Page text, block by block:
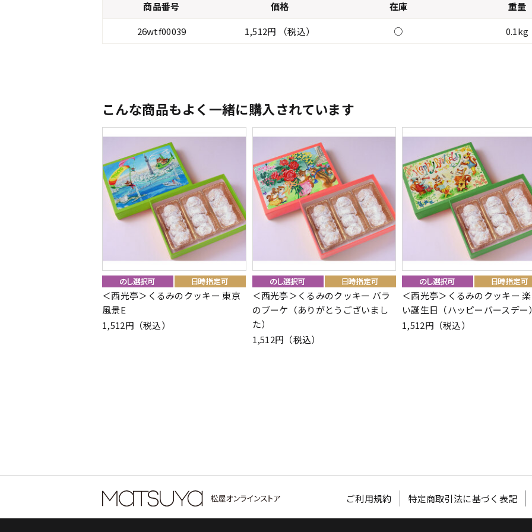
商品番号 価格 在庫
重量
26wtf00039
1,512円 （税込） ○ 0.1kg
こんな商品もよく一緒に購入されています
＜西光亭＞くるみのクッキー 東京
風景E
1,512円（税込）
＜西光亭＞くるみのクッキー バラ
のブーケ（ありがとうございまし
た）
1,512円（税込）
＜西光亭＞くるみのクッキー
い誕生日（ハッピーバースデー
1,512円（税込）
ご利用規約 特定商取引法に基づく表記